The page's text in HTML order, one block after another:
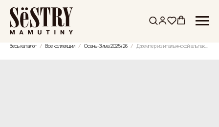
Весь каталог Все коллекции Осень-Зима 2025/26